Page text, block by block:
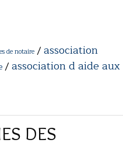
de notaire /association
/association d aide aux
DES